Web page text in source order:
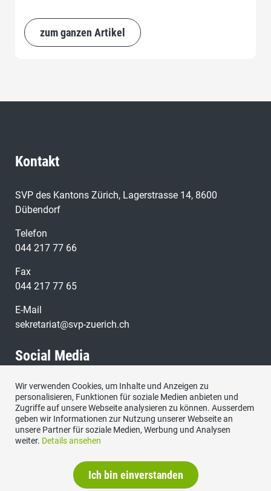
zum ganzen Artikel
Kontakt
SVP des Kantons Zürich, Lagerstrasse 14, 8600
Dübendorf
Telefon
044 217 77 66
Fax
044 217 77 65
E-Mail
sekretariat@svp-zuerich.ch
Social Media
Besuchen Sie uns bei:
Datenschutzerklärung|Impressum
Wir verwenden Cookies, um Inhalte und Anzeigen zu
personalisieren, Funktionen für soziale Medien anbieten und
Zugriffe auf unsere Webseite analysieren zu können. Ausserdem
geben wir Informationen zur Nutzung unserer Webseite an
unsere Partner für soziale Medien, Werbung und Analysen
weiter. Details ansehen
Ich bin einverstanden